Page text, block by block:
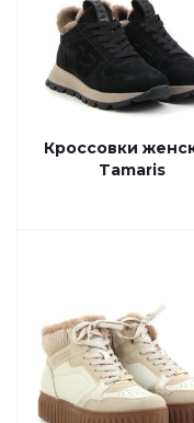
Кроссовки
Tamaris